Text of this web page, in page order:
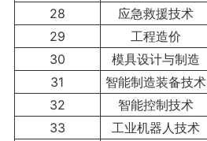
28
应急救援技术
29
工程造价
30
模具设计与制造
31
智能制造装备技术
32
智能控制技术
33
工业机器人技术